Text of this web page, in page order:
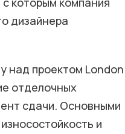
дизайнера
над проектом London
отделочных
сдачи. Основными
и